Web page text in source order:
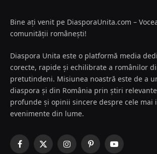
Bine ați venit pe DiasporaUnita.com –
comunității românești!
Diaspora Unita este o platformă media
corecte, rapide și echilibrate a românilor
pretutindeni. Misiunea noastră este de a
diaspora și din România prin știri
profunde și opinii sincere despre cele mai
evenimente din lume.
Facebook
X
InstagramPinterestYouTube